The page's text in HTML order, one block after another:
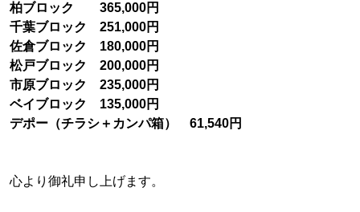
柏ブロック 365,000円
千葉ブロック 251,000円
佐倉ブロック 180,000円
松戸ブロック 200,000円
市原ブロック 235,000円
ベイブロック 135,000円
デポー（チラシ＋カンパ箱） 61,540円
心より御礼申し上げます。